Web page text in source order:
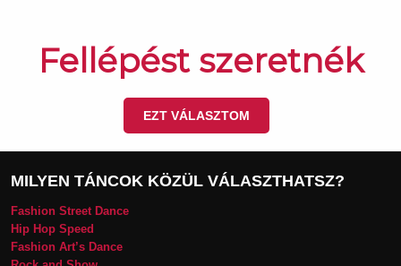
Fellépést szeretnék
EZT VÁLASZTOM
MILYEN TÁNCOK KÖZÜL VÁLASZTHATSZ?
Fashion Street Dance
Hip Hop Speed
Fashion Art’s Dance